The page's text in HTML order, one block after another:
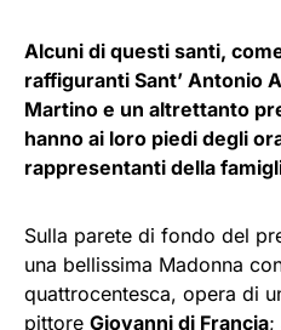
Alcuni di questi santi,
raffiguranti Sant’ Antonio
Martino e un altrettanto
hanno ai loro piedi degli
rappresentanti della
Sulla parete di fondo del
una bellissima Madonna
quattrocentesca, opera di
pittore Giovanni di Francia;